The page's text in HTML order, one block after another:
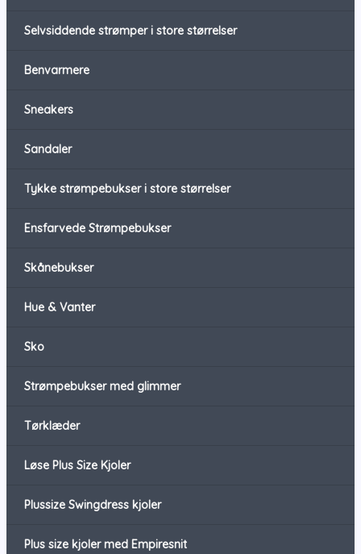
Selvsiddende strømper i store størrelser
Benvarmere
Sneakers
Sandaler
Tykke strømpebukser i store størrelser
Ensfarvede Strømpebukser
Skånebukser
Hue & Vanter
Sko
Strømpebukser med glimmer
Tørklæder
Løse Plus Size Kjoler
Plussize Swingdress kjoler
Plus size kjoler med Empiresnit